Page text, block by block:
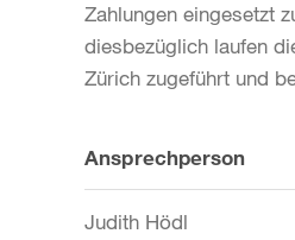
Zahlungen eingesetzt
diesbezüglich laufen
Zürich zugeführt und
Weitere
Ansprechperson
Judith Hödl